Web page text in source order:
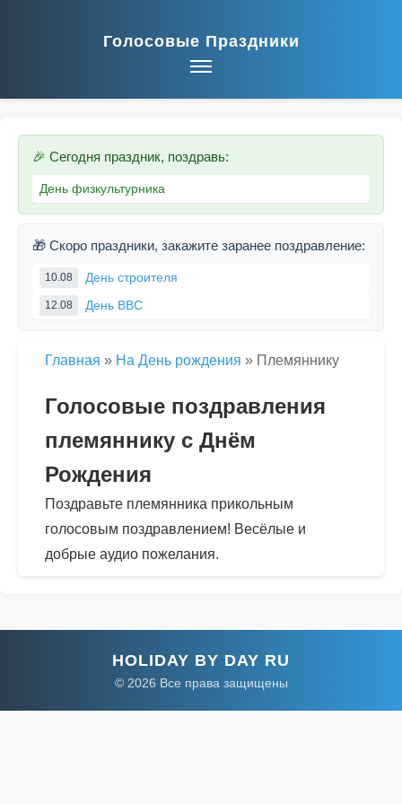
Голосовые Праздники
🎉 Сегодня праздник, поздравь:
День физкультурника
🎁 Скоро праздники, закажите заранее поздравление:
10.08 День строителя
12.08 День ВВС
Главная » На День рождения » Племяннику
Голосовые поздравления
племяннику с Днём
Рождения
Поздравьте племянника прикольным
голосовым поздравлением! Весёлые и
добрые аудио пожелания.
HOLIDAY BY DAY RU
© 2026 Все права защищены